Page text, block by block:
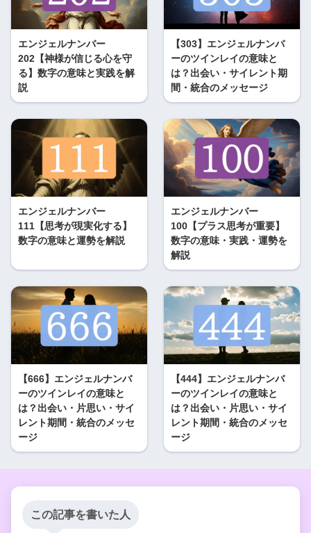
エンジェルナンバー
202【神様が信じる心を守
る】数字の意味と実践を解
説
【303】エンジェルナンバ
ーのツインレイの意味と
は？出会い・サイレント期
間・統合のメッセージ
エンジェルナンバー
111【思考が現実化する】
数字の意味と運勢を解説
エンジェルナンバー
100【プラス思考が重要】
数字の意味・実践・運勢を
解説
【666】エンジェルナンバ
ーのツインレイの意味と
は？出会い・片思い・サイ
レント期間・統合のメッセ
ージ
【444】エンジェルナンバ
ーのツインレイの意味と
は？出会い・片思い・サイ
レント期間・統合のメッセ
ージ
この記事を書いた人